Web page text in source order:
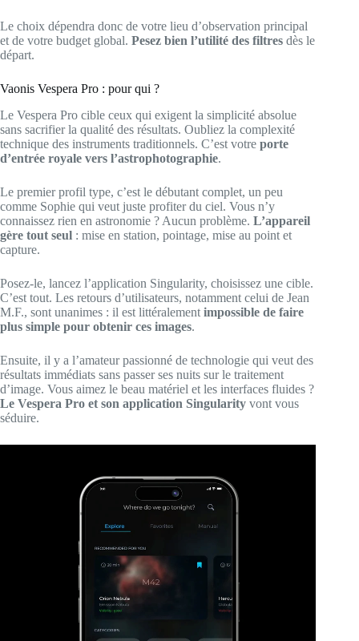
Le choix dépendra donc de votre lieu d’observation principal
et de votre budget global. Pesez bien l’utilité des filtres dès le
départ.
Vaonis Vespera Pro : pour qui ?
Le Vespera Pro cible ceux qui exigent la simplicité absolue
sans sacrifier la qualité des résultats. Oubliez la complexité
technique des instruments traditionnels. C’est votre porte
d’entrée royale vers l’astrophotographie.
Le premier profil type, c’est le débutant complet, un peu
comme Sophie qui veut juste profiter du ciel. Vous n’y
connaissez rien en astronomie ? Aucun problème. L’appareil
gère tout seul : mise en station, pointage, mise au point et
capture.
Posez-le, lancez l’application Singularity, choisissez une cible.
C’est tout. Les retours d’utilisateurs, notamment celui de Jean
M.F., sont unanimes : il est littéralement impossible de faire
plus simple pour obtenir ces images.
Ensuite, il y a l’amateur passionné de technologie qui veut des
résultats immédiats sans passer ses nuits sur le traitement
d’image. Vous aimez le beau matériel et les interfaces fluides ?
Le Vespera Pro et son application Singularity vont vous
séduire.